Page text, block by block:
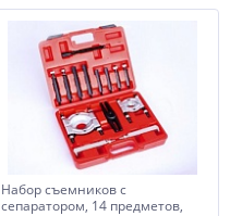
Набор съемников с
сепаратором, 14 предметов,